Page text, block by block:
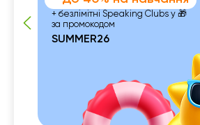
+ безлімітні Speaking Clubs у 🎁
за промокодом
SUMMER26